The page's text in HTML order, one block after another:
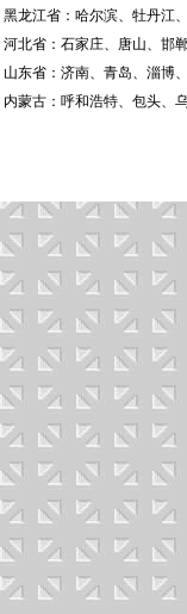
黑龙江省：哈尔滨、牡丹江
河北省：石家庄、唐山、邯
山东省：济南、青岛、淄博
内蒙古：呼和浩特、包头、